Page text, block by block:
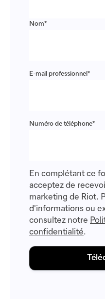
Nom*
E-mail professionnel*
Numéro de téléphone*
En complétant ce
acceptez de
marketing de Riot.
d'informations ou
consultez notre
confidentialité.